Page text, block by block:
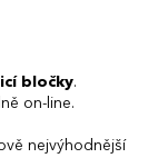
bločky.
on-line.
nejvýhodnější